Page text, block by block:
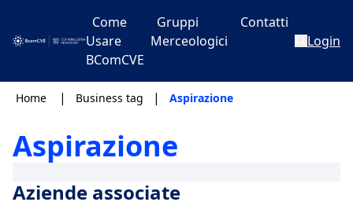
Come
Usare
BComCVE
Gruppi
Merceologici
Contatti
Login
Home | Business tag | Aspirazione
Aspirazione
Aziende associate